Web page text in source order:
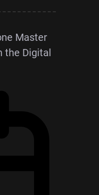
Master
the Digital